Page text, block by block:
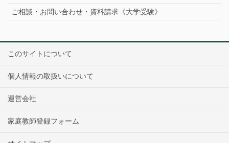
ご相談・お問い合わせ・資料請求《大学受験》
このサイトについて
個人情報の取扱いについて
運営会社
家庭教師登録フォーム